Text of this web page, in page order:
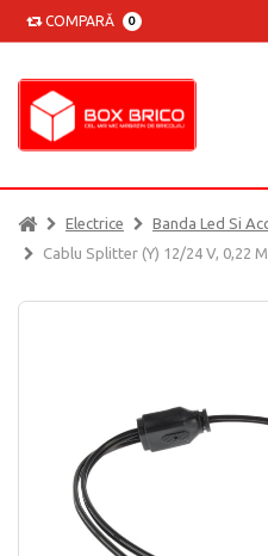
COMPARĂ 0
Electrice Banda Led Si
Cablu Splitter (Y) 12/24 V, 0,22